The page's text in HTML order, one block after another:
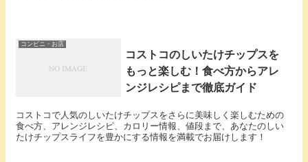
コンビニ・お店
コストコのしいたけチップスを
もっと楽しむ！食べ方からアレ
ンジレシピまで徹底ガイド
コストコで人気のしいたけチップスをさらに美味しく楽しむための
食べ方、アレンジレシピ、カロリー情報、値段まで、あなたのしい
たけチップスライフを豊かにする情報を満載でお届けします！